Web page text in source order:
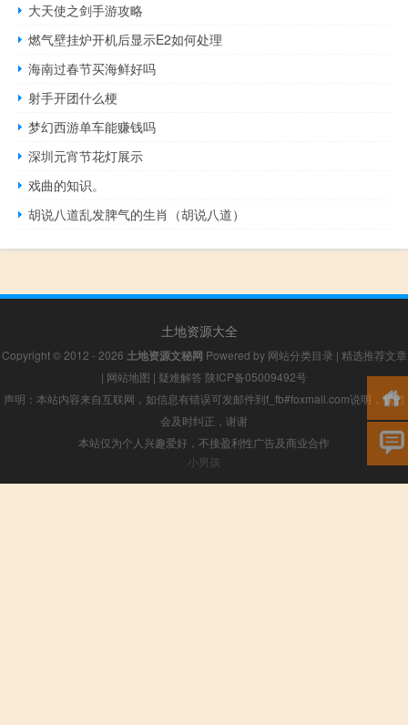
大天使之剑手游攻略
燃气壁挂炉开机后显示E2如何处理
海南过春节买海鲜好吗
射手开团什么梗
梦幻西游单车能赚钱吗
深圳元宵节花灯展示
戏曲的知识。
胡说八道乱发脾气的生肖（胡说八道）
土地资源大全
Copyright © 2012 - 2026 土地资源文秘网 Powered by 网站分类目录 | 精选推荐文章
| 网站地图 | 疑难解答 陕ICP备05009492号
声明：本站内容来自互联网，如信息有错误可发邮件到f_fb#foxmail.com说明，我们
会及时纠正，谢谢
本站仅为个人兴趣爱好，不接盈利性广告及商业合作
小男孩